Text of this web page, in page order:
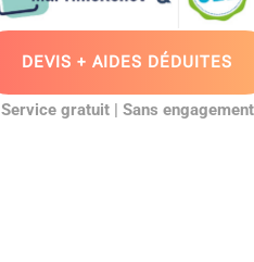
DEVIS + AIDES DÉDUITES
Service gratuit | Sans engagement